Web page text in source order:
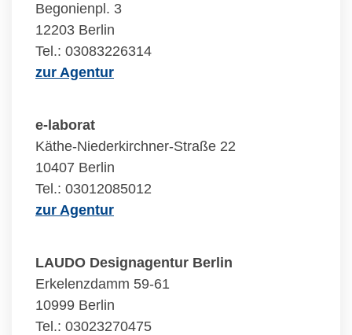
Begonienpl. 3
12203 Berlin
Tel.: 03083226314
zur Agentur
e-laborat
Käthe-Niederkirchner-Straße 22
10407 Berlin
Tel.: 03012085012
zur Agentur
LAUDO Designagentur Berlin
Erkelenzdamm 59-61
10999 Berlin
Tel.: 03023270475